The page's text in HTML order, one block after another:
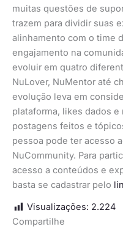
muitas questões de
trazem para dividir suas
alinhamento com o time
engajamento na
evoluir em quatro
NuLover, NuMentor até
evolução leva em
plataforma, likes dados
postagens feitos e
pessoa pode ter acesso
NuCommunity. Para
acesso a conteúdos e
basta se cadastrar pelo
Visualizações: 2.224
Compartilhe